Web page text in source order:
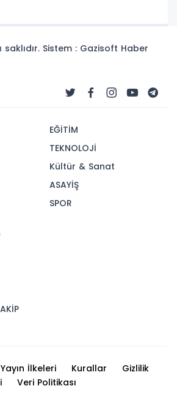
Sistem : Gazisoft Haber
EĞİTİM
TEKNOLOJİ
Kültür & Sanat
ASAYİŞ
SPOR
Yayın İlkeleri Kurallar
Gizlilik
Veri Politikası